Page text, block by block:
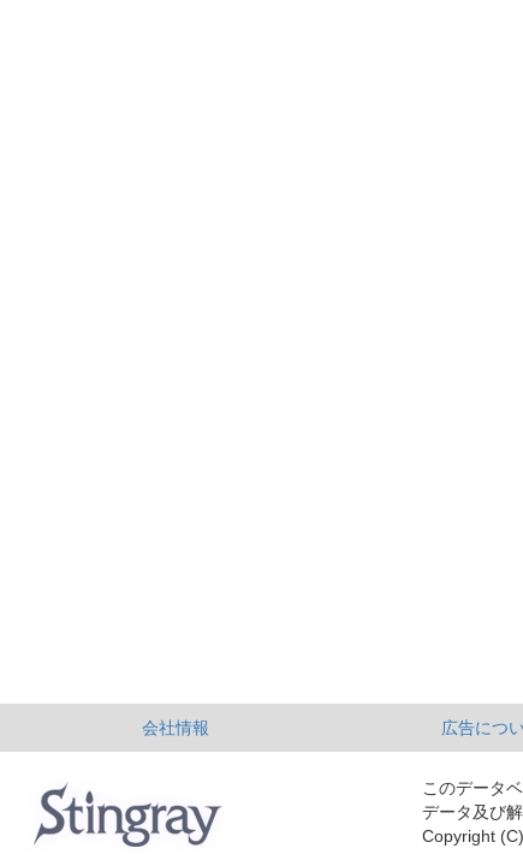
会社情報 広告につ
このデータ
データ及び
Copyright